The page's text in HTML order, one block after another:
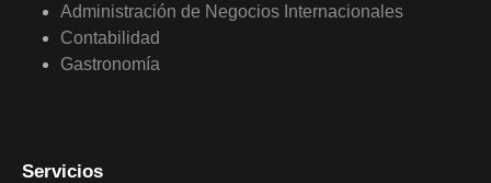
Administración de Negocios Internacionales
Contabilidad
Gastronomía
Servicios